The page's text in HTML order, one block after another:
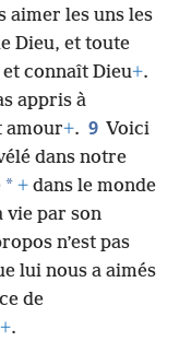
aimer les uns les
Dieu, et toute
connaît Dieu+.
appris à
amour+. 9 Voici
dans notre
* + dans le monde
vie par son
n’est pas
lui nous a aimés
de
+.